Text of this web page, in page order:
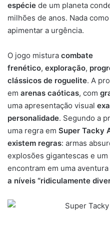
espécie de um planeta
milhões de anos. Nada
apimentar a urgência.
O jogo mistura combate
frenético, exploração,
clássicos de roguelite. A
em arenas caóticas, com
uma apresentação visual
personalidade. Segundo a
uma regra em Super Tacky
existem regras: armas
explosões gigantescas e
encontram em uma
a níveis “ridiculamente